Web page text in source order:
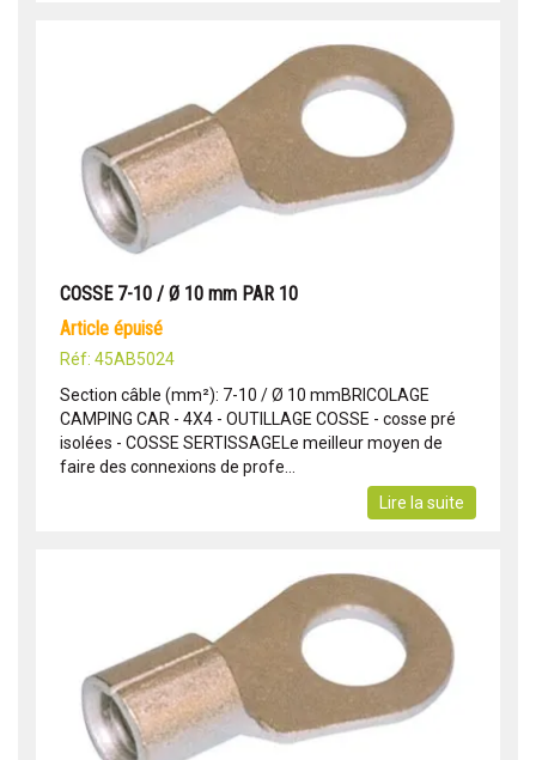
COSSE 7-10 / Ø 10 mm PAR 10
article épuisé
Réf: 45AB5024
Section câble (mm²): 7-10 / Ø 10 mmBRICOLAGE
CAMPING CAR - 4X4 - OUTILLAGE COSSE - cosse pré
isolées - COSSE SERTISSAGELe meilleur moyen de
faire des connexions de profe...
Lire la suite